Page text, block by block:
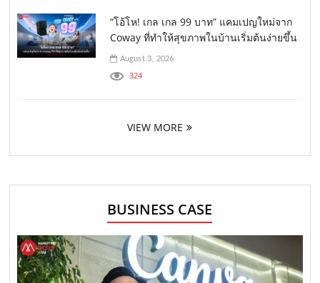
“โอ้โห! เกล เกล 99 บาท” แคมเปญใหม่จาก
Coway ที่ทำให้สุขภาพในบ้านเริ่มต้นง่ายขึ้น
August 3, 2026
324
VIEW MORE
BUSINESS CASE